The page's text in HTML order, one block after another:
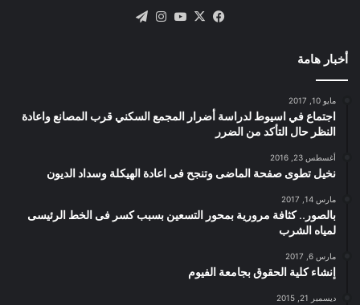
فيسبوك
X يوتيوبانستقرام
أخبار هامة
مايو 10, 2017
اجتماع في اسيوط لدراسة أضرار المجمع السكني قرب المصانع واعادة
النظر حال التأكد من الضرر
أغسطس 23, 2016
نخيل تطوى صفحة الماضى وتنجح فى اعادة الهيكلة وسداد الديون
مارس 14, 2017
بالصور.. كثافة مرورية بمحور التسعين بسبب كسر فى الخط الرئيسى
لمياه الشرب
مارس 6, 2017
إنشاء كلية الحقوق بجامعة الفيوم
ديسمبر 21, 2015